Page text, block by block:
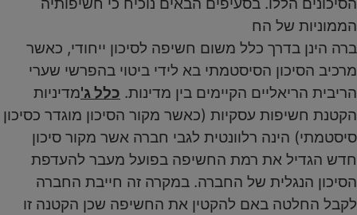
הממוניות של הח
ברה הינן בדרך כלל משום חשיפה לסיכון ייחודי, כאשר
מרכיב הסיכון הסיסטמתי בא לידי ביטוי בהפרשי שערי
הריבית הריאליים הקיימים בין מדינות. כלל ג'מדיניות
הקטנת חשיפות עסקיות (כאשר מקור הסיכון מוגדר כסיכון
סיסטמתי) הינה רלוונטית לגבי חברה אשר מקור סיכון
חדש הגדיל את רמת החשיפה בפועל מעבר להעדפת
הסיכון הנגלית של החברה. במקרה זה חייבת החברה
לקבל החלטה באם להקטין את החשיפה שכן הקטנה זו